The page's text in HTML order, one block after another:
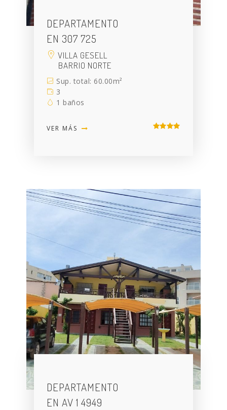
DEPARTAMENTO
EN 307 725
VILLA GESELL
BARRIO NORTE
Sup. total: 60.00m²
3
1 baños
VER MÁS
DEPARTAMENTO
EN AV 1 4949